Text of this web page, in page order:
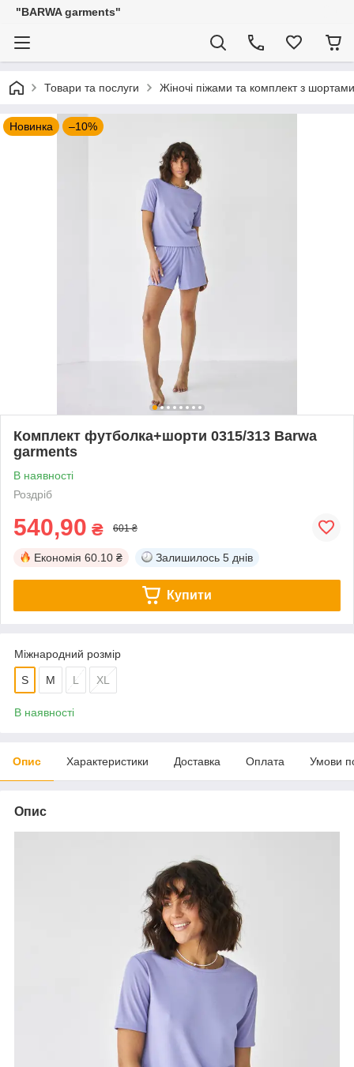
"BARWA garments"
Товари та послуги Жіночі піжами та комплект з шортами
Новинка –10%
Комплект футболка+шорти 0315/313 Barwa
garments
В наявності
Роздріб
540,90 ₴ 601 ₴
Економія 60.10 ₴ Залишилось 5 днів
Купити
Міжнародний розмір
S M L XL
В наявності
Опис Характеристики Доставка Оплата Умови
Опис